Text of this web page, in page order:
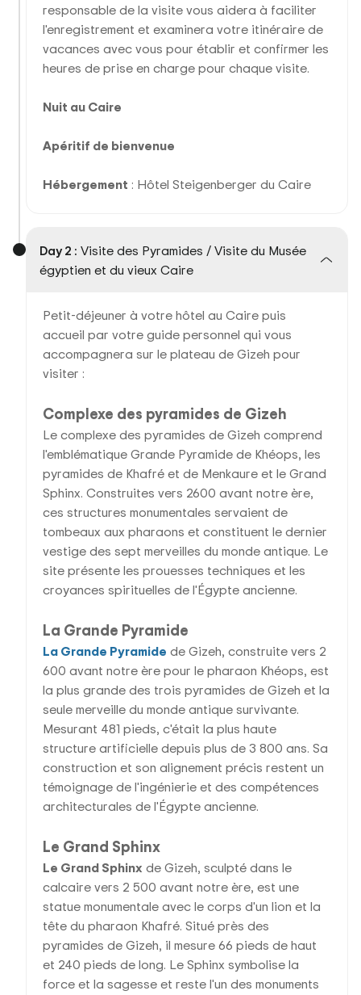
responsable de la visite vous aidera à faciliter
l'enregistrement et examinera votre itinéraire de
vacances avec vous pour établir et confirmer les
heures de prise en charge pour chaque visite.
Nuit au Caire
Apéritif de bienvenue
Hébergement : Hôtel Steigenberger du Caire
Day 2 : Visite des Pyramides / Visite du Musée
égyptien et du vieux Caire
Petit-déjeuner à votre hôtel au Caire puis
accueil par votre guide personnel qui vous
accompagnera sur le plateau de Gizeh pour
visiter :
Complexe des pyramides de Gizeh
Le complexe des pyramides de Gizeh comprend
l'emblématique Grande Pyramide de Khéops, les
pyramides de Khafré et de Menkaure et le Grand
Sphinx. Construites vers 2600 avant notre ère,
ces structures monumentales servaient de
tombeaux aux pharaons et constituent le dernier
vestige des sept merveilles du monde antique. Le
site présente les prouesses techniques et les
croyances spirituelles de l'Égypte ancienne.
La Grande Pyramide
La Grande Pyramide de Gizeh, construite vers 2
600 avant notre ère pour le pharaon Khéops, est
la plus grande des trois pyramides de Gizeh et la
seule merveille du monde antique survivante.
Mesurant 481 pieds, c'était la plus haute
structure artificielle depuis plus de 3 800 ans. Sa
construction et son alignement précis restent un
témoignage de l'ingénierie et des compétences
architecturales de l'Égypte ancienne.
Le Grand Sphinx
Le Grand Sphinx de Gizeh, sculpté dans le
calcaire vers 2 500 avant notre ère, est une
statue monumentale avec le corps d'un lion et la
tête du pharaon Khafré. Situé près des
pyramides de Gizeh, il mesure 66 pieds de haut
et 240 pieds de long. Le Sphinx symbolise la
force et la sagesse et reste l'un des monuments